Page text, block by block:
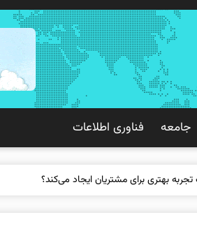
جامعه فناوری اطلاعات